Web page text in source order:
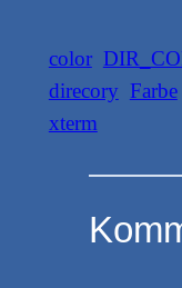
color
direcory Farbe
xterm